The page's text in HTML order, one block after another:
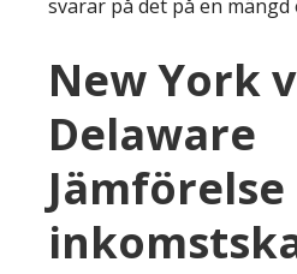
svarar på det på en mängd
New York
Delaware
Jämförelse